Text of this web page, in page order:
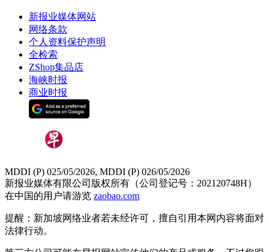
新报业媒体网站
网络条款
个人资料保护声明
全检索
ZShop集品店
海峡时报
商业时报
MDDI (P) 025/05/2026, MDDI (P) 026/05/2026
新报业媒体有限公司版权所有（公司登记号：202120748H）
在中国的用户请游览 zaobao.com
提醒：新加坡网络业者若未经许可，擅自引用本网内容将面对
法律行动。